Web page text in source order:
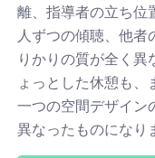
離、指導者の立ち位
人ずつの傾聴、他
りかりの質が全く異
ょっとした休憩も
一つの空間デザイン
異なったものになり